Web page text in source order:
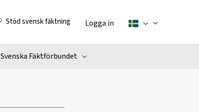
Stöd svensk fäktning Logga in
Svenska Fäktförbundet